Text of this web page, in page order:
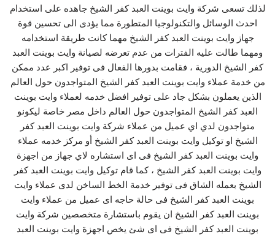
لذلك تسعى شركة وايت بوينت العبد كفر الشيخ جاهده على استخدام
احدث الوسائل والتكنولوجيا المتطورة مما يؤدى الى تحسين قوة
جهاز وايت بوينت العبد كفر الشيخ مهما كانت طريقة استخدامه
ومهما طالت عليه الفترات من عدم تعرضه لصيانة وايت بوينت العبد
كفر الشيخ الدورية ، فقامت بدورها الفعال فى توفير اكبر عدد ممكن
من خدمة عملاء وايت بوينت العبد كفر الشيخ المتواجدون حول العالم
الذين يعملون بشكل جاد على توفير افضل خدمه لعملاء وايت بوينت
العبد كفر الشيخ المتواجدون حول العالم داخل مصر خاصة ليكونو
متواجدون لدي اي عميل من عملاء شركة وايت بوينت العبد كفر
الشيخ او توكيل وايت بوينت العبد كفر الشيخ أو مركز خدمه عملاء
وايت بوينت العبد كفر الشيخ فى اى استشاره لاي جهاز من اجهزة
وايت بوينت العبد كفر الشيخ ، كما قام توكيل وايت بوينت العبد كفر
الشيخ بعمله الشاق فى توفير خدمة الخط الساخن لدى عملاء وايت
بوينت العبد كفر الشيخ فى حالة حاجه اى عميل من عملاء وايت
بوينت العبد كفر الشيخ ان يقوم باستشارة متخصصين شركة وايت
بوينت العبد كفر الشيخ فى اى شئ يخص اجهزة وايت بوينت العبد